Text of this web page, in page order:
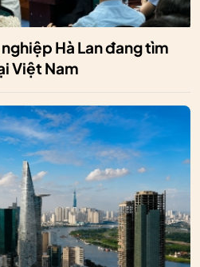
Hà Lan đang tìm
Việt Nam